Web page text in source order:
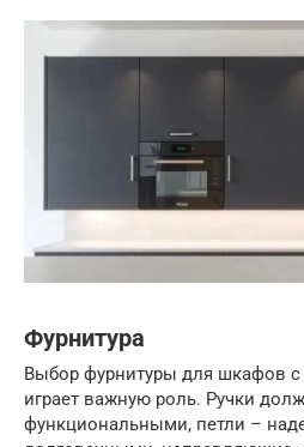
Фурнитура
Выбор фурнитуры для шкафов с
играет важную роль. Ручки
функциональными, петли –